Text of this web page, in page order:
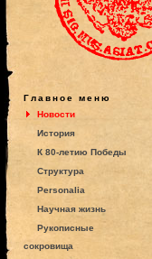
Главное меню
Новости
История
К 80-летию Победы
Структура
Personalia
Научная жизнь
Рукописные
сокровища